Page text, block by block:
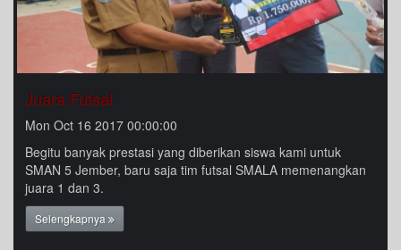
Juara Futsal
Mon Oct 16 2017 00:00:00
Begitu banyak prestasi yang diberikan siswa kami untuk
SMAN 5 Jember, baru saja tim futsal SMALA memenangkan
juara 1 dan 3.
Selengkapnya